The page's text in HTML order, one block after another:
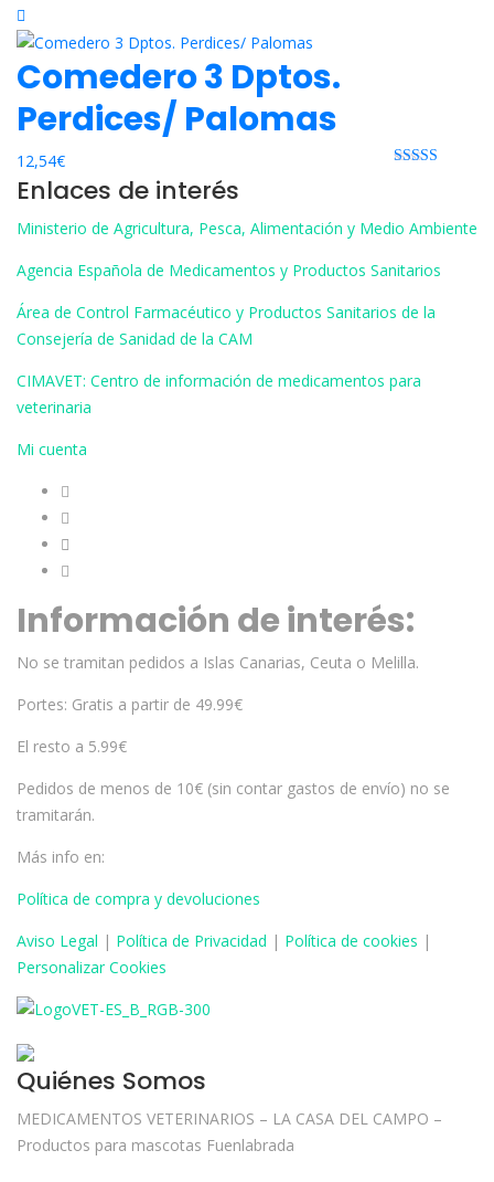
Comedero 3 Dptos.
Perdices/ Palomas
12,54€
Enlaces de interés
Ministerio de Agricultura, Pesca, Alimentación y Medio Ambiente
Agencia Española de Medicamentos y Productos Sanitarios
Área de Control Farmacéutico y Productos Sanitarios de la
Consejería de Sanidad de la CAM
CIMAVET: Centro de información de medicamentos para
veterinaria
Mi cuenta
Información de interés:
No se tramitan pedidos a Islas Canarias, Ceuta o Melilla.
Portes: Gratis a partir de 49.99€
El resto a 5.99€
Pedidos de menos de 10€ (sin contar gastos de envío) no se
tramitarán.
Más info en:
Política de compra y devoluciones
Aviso Legal | Política de Privacidad | Política de cookies |
Personalizar Cookies
Quiénes Somos
MEDICAMENTOS VETERINARIOS – LA CASA DEL CAMPO –
Productos para mascotas Fuenlabrada